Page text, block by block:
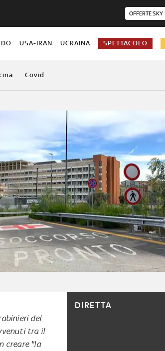
OFFERTE SKY
USA-IRAN UCRAINA SPETTACOLO
Covid
del
tra il
creare "la
DIRETTA